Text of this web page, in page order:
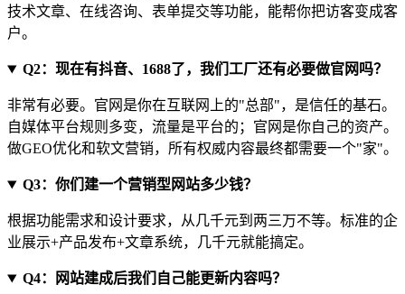
技术文章、在线咨询、表单提交等功能，能帮你把访客变成客
户。
Q2：现在有抖音、1688了，我们工厂还有必要做官网吗？
非常有必要。官网是你在互联网上的"总部"，是信任的基石。
自媒体平台规则多变，流量是平台的；官网是你自己的资产。
做GEO优化和软文营销，所有权威内容最终都需要一个"家"。
Q3：你们建一个营销型网站多少钱？
根据功能需求和设计要求，从几千元到两三万不等。标准的企
业展示+产品发布+文章系统，几千元就能搞定。
Q4：网站建成后我们自己能更新内容吗？